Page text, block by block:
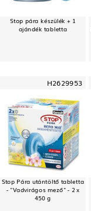
Stop pára készülék + 1
ajándék tabletta
H2629953
Stop Pára utántöltő tabletta
- "Vadvirágos mező" - 2 x
450 g